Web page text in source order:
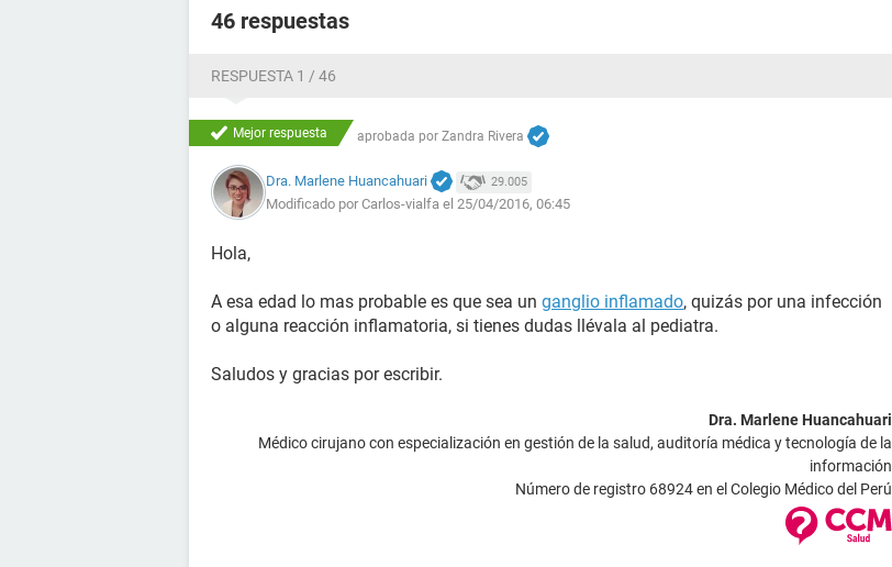
46 respuestas
RESPUESTA 1 / 46
Mejor respuesta aprobada por Zandra Rivera
Dra. Marlene Huancahuari 29.005
Modificado por Carlos-vialfa el 25/04/2016, 06:45
Hola,
A esa edad lo mas probable es que sea un ganglio inflamado, quizás por una infección
o alguna reacción inflamatoria, si tienes dudas llévala al pediatra.
Saludos y gracias por escribir.
Dra. Marlene Huancahuari
Médico cirujano con especialización en gestión de la salud, auditoría médica y tecnología de la
información
Número de registro 68924 en el Colegio Médico del Perú